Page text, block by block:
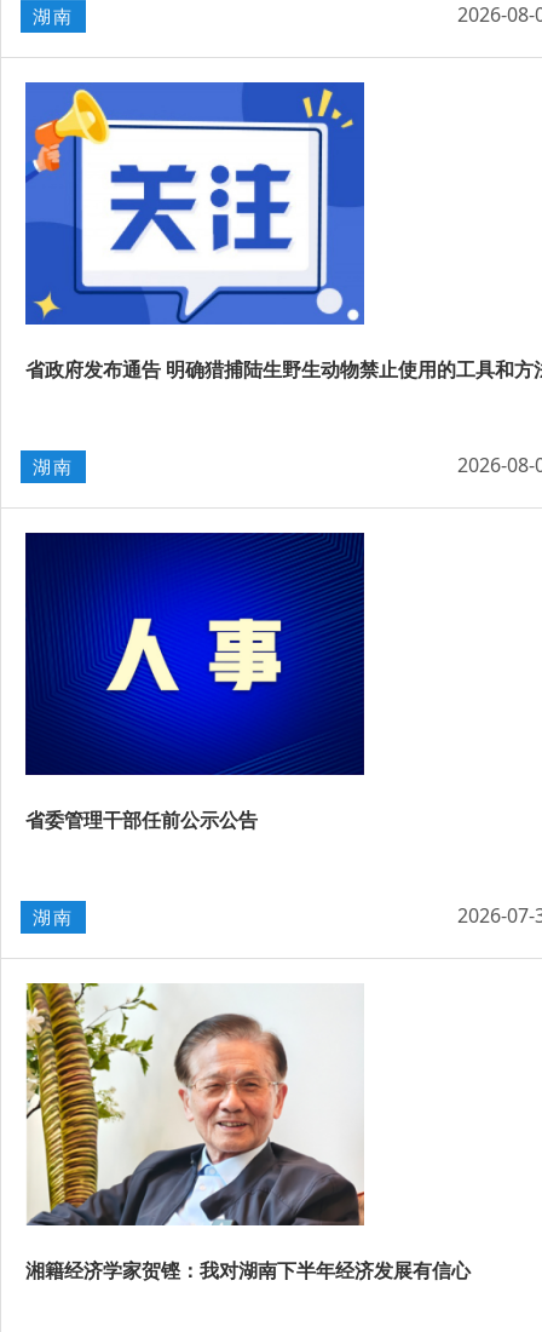
湖南 2026-08-
省政府发布通告 明确猎捕陆生野生动物禁止使用的工具和方
湖南 2026-08-
省委管理干部任前公示公告
湖南 2026-07-
湘籍经济学家贺铿：我对湖南下半年经济发展有信心